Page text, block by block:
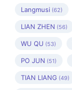
Langmusi (62)
LIAN ZHEN (56)
WU QU (53)
PO JUN (51)
TIAN LIANG (49)